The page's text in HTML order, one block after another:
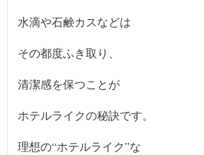
水滴や石鹸カスなどは
その都度ふき取り、
清潔感を保つことが
ホテルライクの秘訣です。
理想の“ホテルライク”な